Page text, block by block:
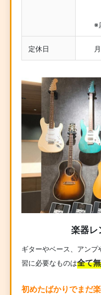
※
定休日
楽器レ
ギターやベース、アン
習に必要なものは全て
初めたばかりでまだ